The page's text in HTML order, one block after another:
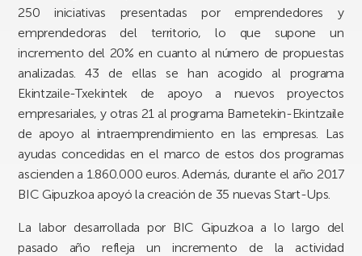
250 iniciativas presentadas por emprendedores y
emprendedoras del territorio, lo que supone un
incremento del 20% en cuanto al número de propuestas
analizadas. 43 de ellas se han acogido al programa
Ekintzaile-Txekintek de apoyo a nuevos proyectos
empresariales, y otras 21 al programa Barnetekin-Ekintzaile
de apoyo al intraemprendimiento en las empresas. Las
ayudas concedidas en el marco de estos dos programas
ascienden a 1.860.000 euros. Además, durante el año 2017
BIC Gipuzkoa apoyó la creación de 35 nuevas Start-Ups.
La labor desarrollada por BIC Gipuzkoa a lo largo del
pasado año refleja un incremento de la actividad